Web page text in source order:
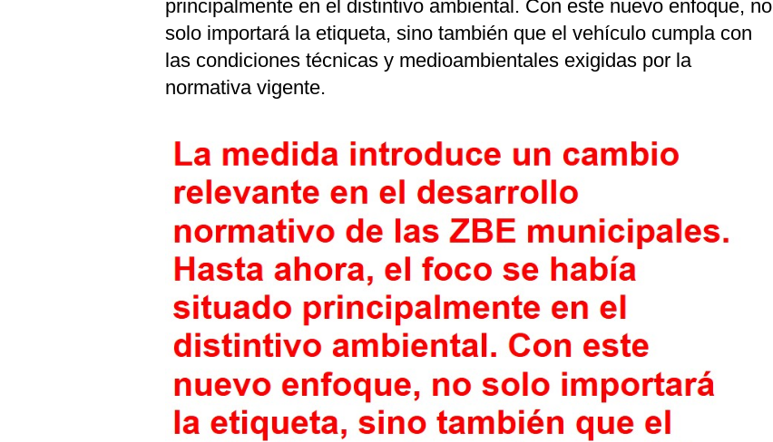
principalmente en el distintivo ambiental. Con este nuevo enfoque, no
solo importará la etiqueta, sino también que el vehículo cumpla con
las condiciones técnicas y medioambientales exigidas por la
normativa vigente.